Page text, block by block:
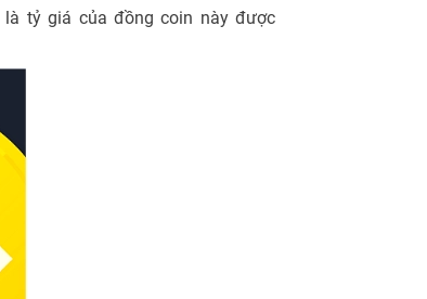
tỷ giá của đồng coin này được